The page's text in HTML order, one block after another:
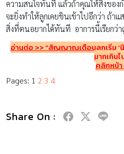
ความสนใจทันที แล้วถ้าคุณให้สิ่งขอ
จะยิ่งทำให้ลูกเคยชินเข้าไปอีกว่า ถ้า
สิ่งที่ตนอยากได้ทันที อาการนี้เรียกว่
อ่านต่อ >> “สัญญาณเตือนลูกเริ่ม ‘
มากเกินไ
คลิกหน้า
Pages: 1 2 3 4
Share On :